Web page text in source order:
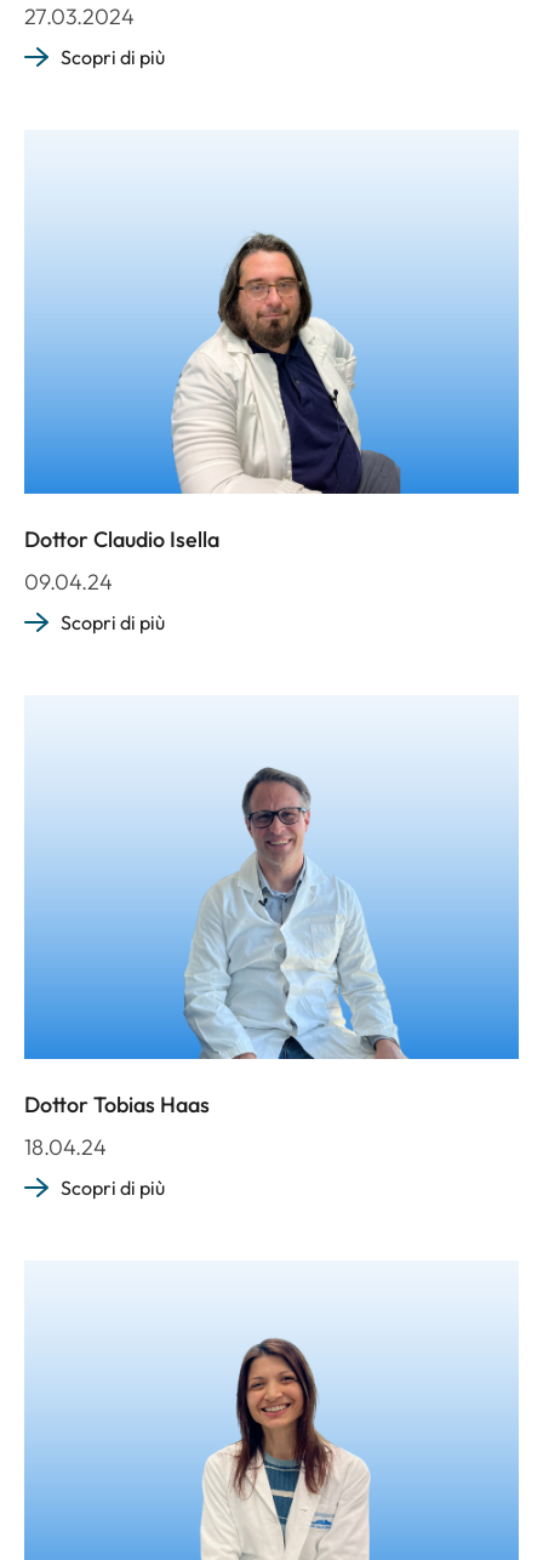
27.03.2024
Scopri di più
Dottor Claudio Isella
09.04.24
Scopri di più
Dottor Tobias Haas
18.04.24
Scopri di più